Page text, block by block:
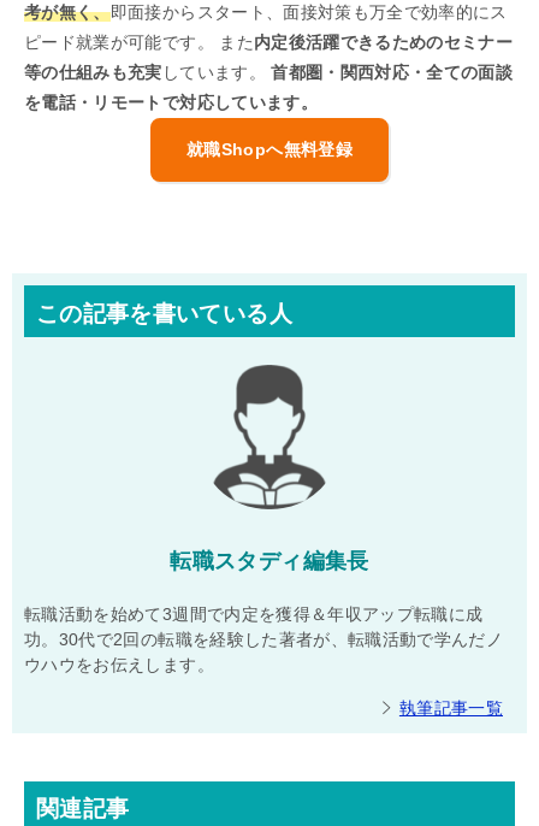
考が無く、即面接からスタート、面接対策も万全で効率的にス
ピード就業が可能です。 また内定後活躍できるためのセミナー
等の仕組みも充実 しています。首都圏・関西対応・全ての面談
を電話・リモートで対応しています。
就職Shopへ無料登録
この記事を書いている人
転職スタディ編集長
転職活動を始めて3週間で内定を獲得＆年収アップ転職に成
功。30代で2回の転職を経験した著者が、転職活動で学んだノ
ウハウをお伝えします。
執筆記事一覧
関連記事